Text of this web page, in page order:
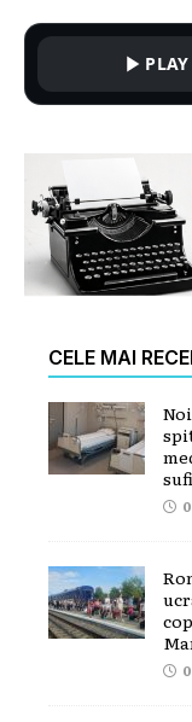
PLAY
CELE MAI